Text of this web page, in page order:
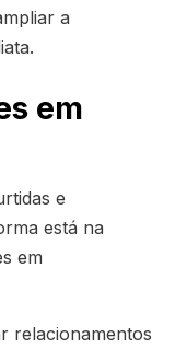
a
em
e
está na
em
relacionamentos